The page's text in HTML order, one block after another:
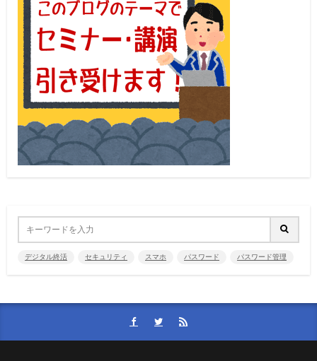
デジタル終活 セキュリティ スマホ パスワード パスワード管理